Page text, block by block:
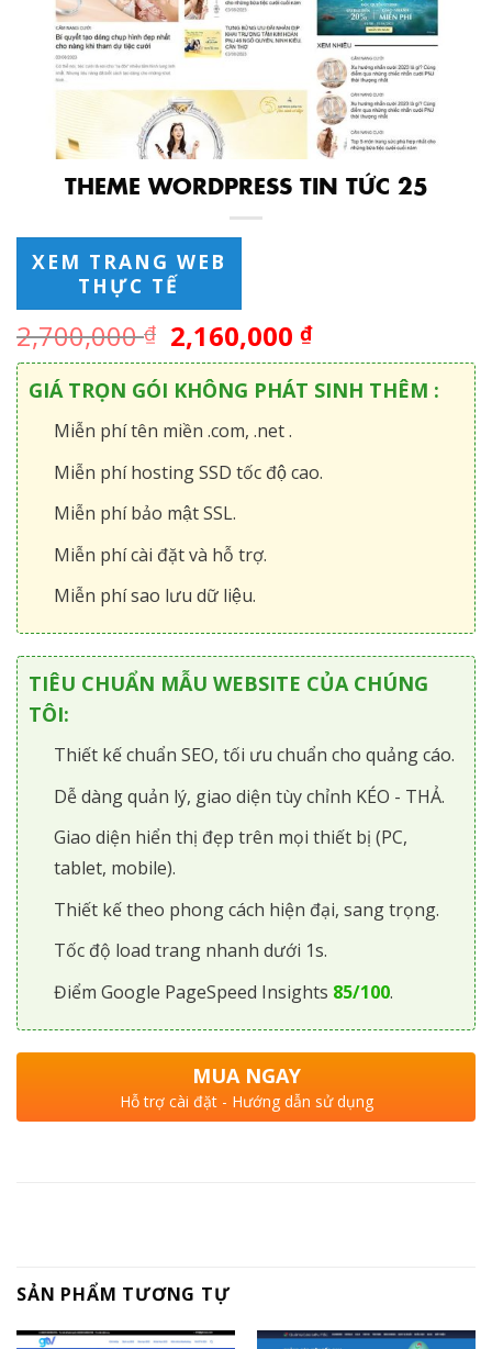
THEME WORDPRESS TIN TỨC 25
XEM TRANG WEB
THỰC TẾ
2,700,000₫ 2,160,000₫
GIÁ TRỌN GÓI KHÔNG PHÁT SINH THÊM :
Miễn phí tên miền .com, .net .
Miễn phí hosting SSD tốc độ cao.
Miễn phí bảo mật SSL.
Miễn phí cài đặt và hỗ trợ.
Miễn phí sao lưu dữ liệu.
TIÊU CHUẨN MẪU WEBSITE CỦA CHÚNG
TÔI:
Thiết kế chuẩn SEO, tối ưu chuẩn cho quảng cáo.
Dễ dàng quản lý, giao diện tùy chỉnh KÉO - THẢ.
Giao diện hiển thị đẹp trên mọi thiết bị (PC,
tablet, mobile).
Thiết kế theo phong cách hiện đại, sang trọng.
Tốc độ load trang nhanh dưới 1s.
Điểm Google PageSpeed Insights 85/100.
MUA NGAY
Hỗ trợ cài đặt - Hướng dẫn sử dụng
SẢN PHẨM TƯƠNG TỰ